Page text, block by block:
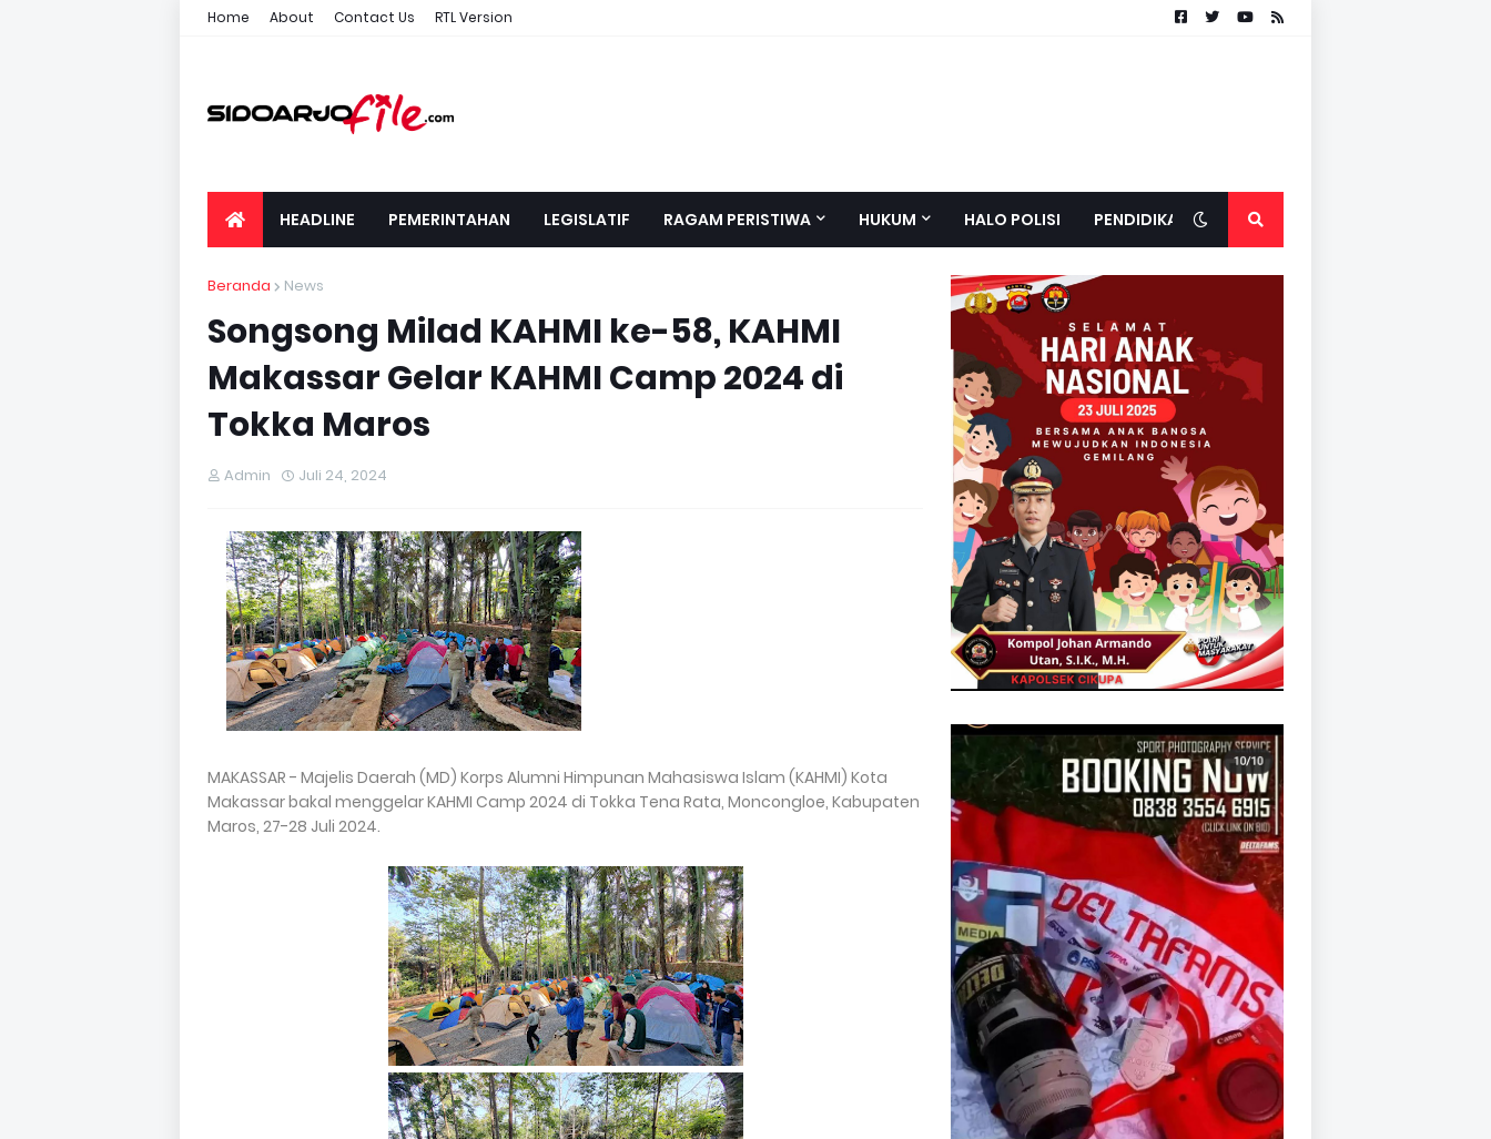
Home About Contact Us RTL Version
HEADLINE PEMERINTAHAN LEGISLATIF RAGAM PERISTIWA HUKUM HALO POLISI PENDIDIKAN
Beranda News
Songsong Milad KAHMI ke-58, KAHMI
Makassar Gelar KAHMI Camp 2024 di
Tokka Maros
Admin Juli 24, 2024
MAKASSAR - Majelis Daerah (MD) Korps Alumni Himpunan Mahasiswa Islam (KAHMI) Kota
Makassar bakal menggelar KAHMI Camp 2024 di Tokka Tena Rata, Moncongloe, Kabupaten
Maros, 27-28 Juli 2024.